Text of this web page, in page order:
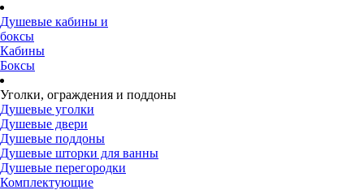
Душевые кабины и
боксы
Кабины
Боксы
Уголки, ограждения и поддоны
Душевые уголки
Душевые двери
Душевые поддоны
Душевые шторки для ванны
Душевые перегородки
Комплектующие